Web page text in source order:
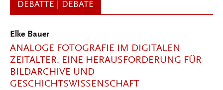
DEBATTE | DEBATE
Elke Bauer
ANALOGE FOTOGRAFIE IM DIGITALEN
ZEITALTER. EINE HERAUSFORDERUNG FÜR
BILDARCHIVE UND
GESCHICHTSWISSENSCHAFT